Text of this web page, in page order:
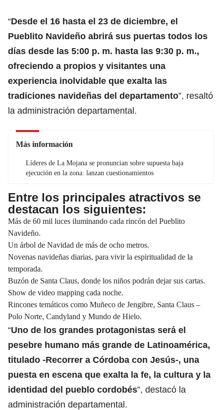
“Desde el 16 hasta el 23 de diciembre, el
Pueblito Navideño abrirá sus puertas todos los
días desde las 5:00 p. m. hasta las 9:30 p. m.,
ofreciendo a propios y visitantes una
experiencia inolvidable que exalta las
tradiciones navideñas del departamento”, resaltó
la administración departamental.
Más información
Líderes de La Mojana se pronuncian sobre supuesta baja
ejecución en la zona: lanzan cuestionamientos
Entre los principales atractivos se
destacan los siguientes:
Más de 60 mil luces iluminando cada rincón del Pueblito
Navideño.
Un árbol de Navidad de más de ocho metros.
Novenas navideñas diarias, para vivir la espiritualidad de la
temporada.
Buzón de Santa Claus, donde los niños podrán dejar sus cartas.
Show de video mapping cada noche.
Rincones temáticos como Muñeco de Jengibre, Santa Claus –
Polo Norte, Candyland y Mundo de Hielo.
“Uno de los grandes protagonistas será el
pesebre humano más grande de Latinoamérica,
titulado -Recorrer a Córdoba con Jesús-, una
puesta en escena que exalta la fe, la cultura y la
identidad del pueblo cordobés”, destacó la
administración departamental.